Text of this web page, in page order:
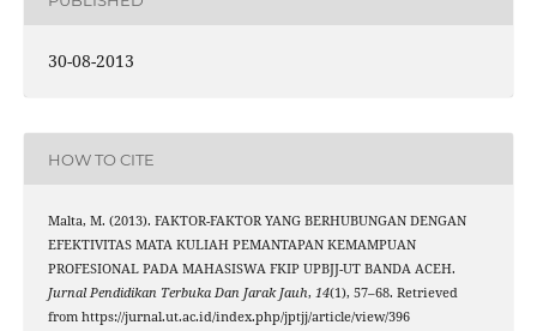
30-08-2013
HOW TO CITE
Malta, M. (2013). FAKTOR-FAKTOR YANG BERHUBUNGAN DENGAN
EFEKTIVITAS MATA KULIAH PEMANTAPAN KEMAMPUAN
PROFESIONAL PADA MAHASISWA FKIP UPBJJ-UT BANDA ACEH.
Jurnal Pendidikan Terbuka Dan Jarak Jauh, 14(1), 57–68. Retrieved
from https://jurnal.ut.ac.id/index.php/jptjj/article/view/396